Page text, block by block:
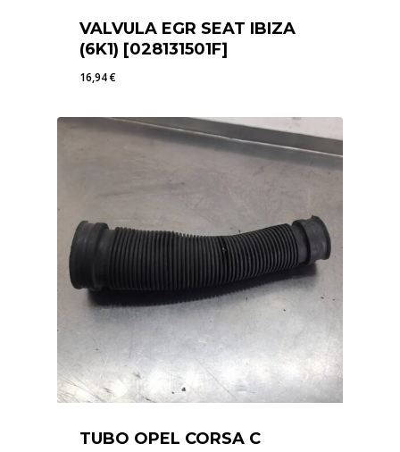
VALVULA EGR SEAT IBIZA
(6K1) [028131501F]
16,94€
TUBO OPEL CORSA C